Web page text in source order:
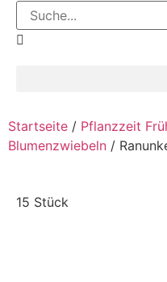
Startseite / Pflanzzeit
Blumenzwiebeln /
15 Stück